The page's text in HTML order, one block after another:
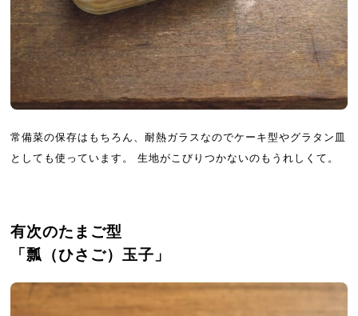
常備菜の保存はもちろん、耐熱ガラスなのでケーキ型やグラタン皿
としても使っています。 生地がこびりつかないのもうれしくて。
有次のたまご型
「瓢（ひさご）玉子」